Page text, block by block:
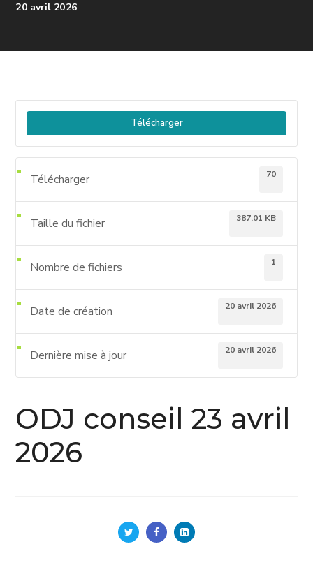
20 avril 2026
Télécharger
Télécharger 70
Taille du fichier 387.01 KB
Nombre de fichiers 1
Date de création 20 avril 2026
Dernière mise à jour 20 avril 2026
ODJ conseil 23 avril
2026